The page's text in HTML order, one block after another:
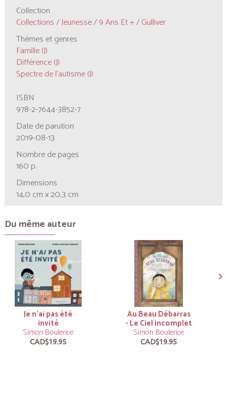
Collection
Collections/Jeunesse/9 Ans Et +/Gulliver
Thèmes et genres
Famille (J)
Différence (J)
Spectre de l’autisme (J)
ISBN
978-2-7644-3852-7
Date de parution
2019-08-13
Nombre de pages
160 p.
Dimensions
14,0 cm x 20,3 cm
Du même auteur
Je n’ai pas été
invité
Simon Boulerice
CAD$19.95
Au Beau Débarras
- Le Ciel incomplet
Simon Boulerice
CAD$19.95